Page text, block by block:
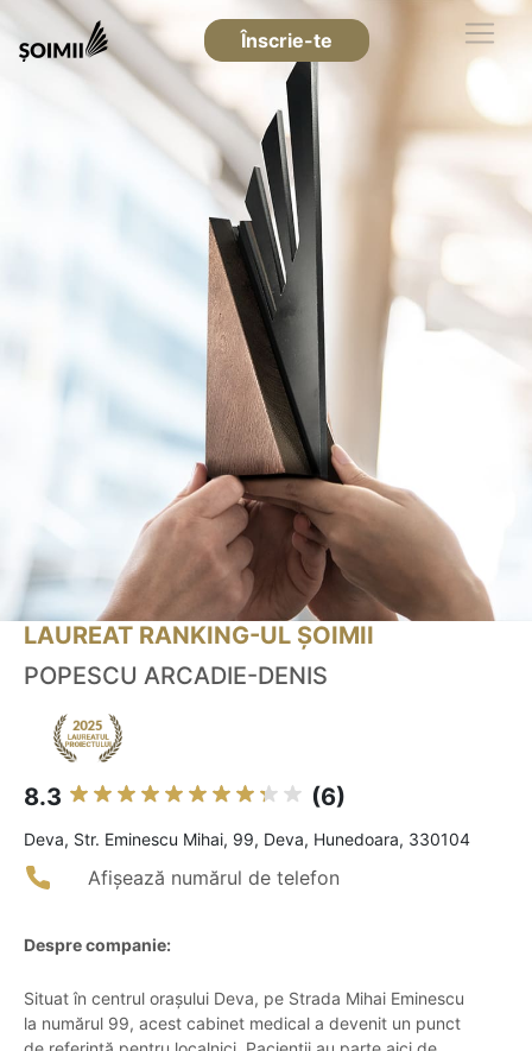
Înscrie-te
LAUREAT RANKING-UL ȘOIMII
POPESCU ARCADIE-DENIS
8.3 (6)
Deva, Str. Eminescu Mihai, 99, Deva, Hunedoara, 330104
Afișează numărul de telefon
Despre companie:
Situat în centrul orașului Deva, pe Strada Mihai Eminescu
la numărul 99, acest cabinet medical a devenit un punct